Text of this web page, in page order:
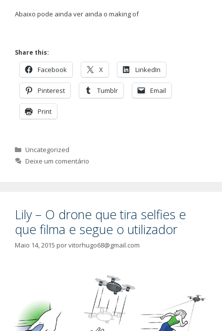
Abaixo pode ainda ver ainda o making of
Share this:
Facebook X LinkedIn
Pinterest Tumblr Email
Print
Categorias
Uncategorized
Deixe um comentário
Lily – O drone que tira selfies e
que filma e segue o utilizador
Maio 14, 2015 porvitorhugo68@gmail.com